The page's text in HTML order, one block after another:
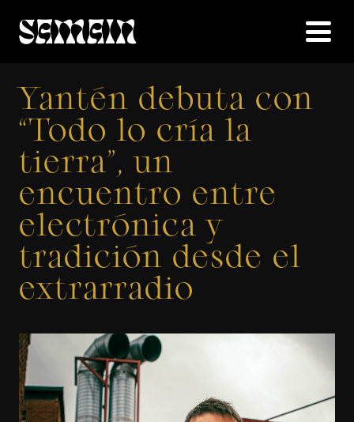
Yantén debuta con
“Todo lo cría la
tierra”, un
encuentro entre
electrónica y
tradición desde el
extrarradio